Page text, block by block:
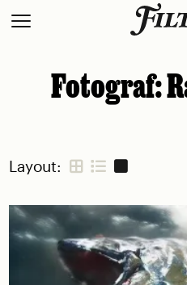
Skip
Fotograf:
Layout: